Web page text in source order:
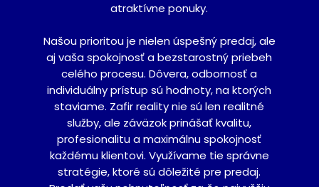
atraktívne ponuky.
Našou prioritou je nielen úspešný predaj, ale
aj vaša spokojnosť a bezstarostný priebeh
celého procesu. Dôvera, odbornosť a
individuálny prístup sú hodnoty, na ktorých
staviame. Zafir reality nie sú len realitné
služby, ale záväzok prinášať kvalitu,
profesionalitu a maximálnu spokojnosť
každému klientovi. Využívame tie správne
stratégie, ktoré sú dôležité pre predaj.